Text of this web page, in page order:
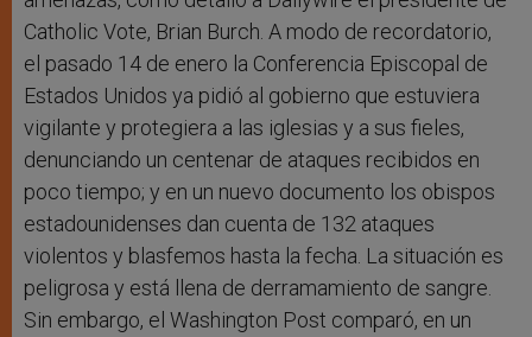
Catholic Vote, Brian Burch. A modo de recordatorio,
el pasado 14 de enero la Conferencia Episcopal de
Estados Unidos ya pidió al gobierno que estuviera
vigilante y protegiera a las iglesias y a sus fieles,
denunciando un centenar de ataques recibidos en
poco tiempo; y en un nuevo documento los obispos
estadounidenses dan cuenta de 132 ataques
violentos y blasfemos hasta la fecha. La situación es
peligrosa y está llena de derramamiento de sangre.
Sin embargo, el Washington Post comparó, en un